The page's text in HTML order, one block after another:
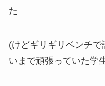
た
(けどギリギリベンチ
いまで頑張っていた学